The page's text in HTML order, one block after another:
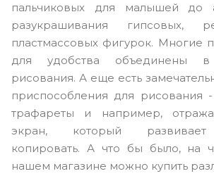
пальчиковых для малышей до
разукрашивания гипсовых,
пластмассовых фигурок. Многие
для удобства объединены
рисования. А еще есть
приспособления для рисования
трафареты и например,
экран, который развивает
копировать. А что бы было, на
нашем магазине можно купить